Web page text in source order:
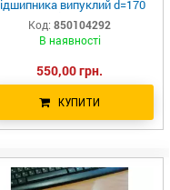
випуклий d=170
Gregoire Besson
Код: 850104292
В наявності
550,00 грн.
КУПИТИ